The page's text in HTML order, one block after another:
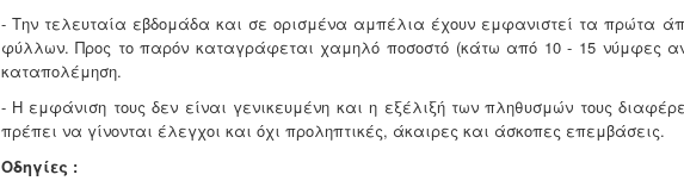
- Την τελευταία εβδομάδα και σε ορισμένα αμπέλια έχουν εμφανιστεί τα πρώτα
φύλλων. Προς το παρόν καταγράφεται χαμηλό ποσοστό (κάτω από 10 - 15 νύμφες
καταπολέμηση.
- Η εμφάνιση τους δεν είναι γενικευμένη και η εξέλιξή των πληθυσμών τους
πρέπει να γίνονται έλεγχοι και όχι προληπτικές, άκαιρες και άσκοπες επεμβάσεις.
Οδηγίες :